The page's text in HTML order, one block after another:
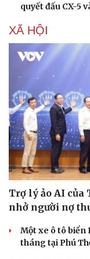
quyết đấu CX-5
XÃ HỘI
Trợ lý ảo AI của
nhở người nợ
Một xe ô tô biển
tháng tại Phú